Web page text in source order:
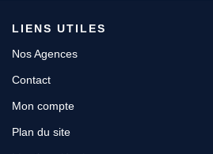
LIENS UTILES
Nos Agences
Contact
Mon compte
Plan du site